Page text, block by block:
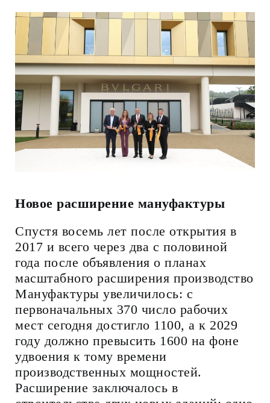
Новое расширение мануфактуры
Спустя восемь лет после открытия в
2017 и всего через два с половиной
года после объявления о планах
масштабного расширения производство
Мануфактуры увеличилось: с
первоначальных 370 число рабочих
мест сегодня достигло 1100, а к 2029
году должно превысить 1600 на фоне
удвоения к тому времени
производственных мощностей.
Расширение заключалось в